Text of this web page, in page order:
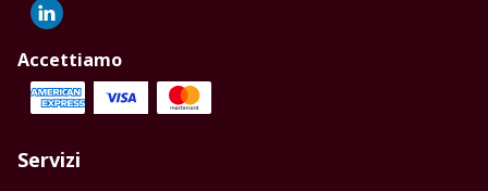
Accettiamo
Servizi